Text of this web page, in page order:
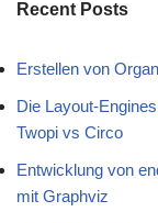
Recent Posts
Erstellen von
Die Layout-
Twopi vs Circo
Entwicklung von
mit Graphviz